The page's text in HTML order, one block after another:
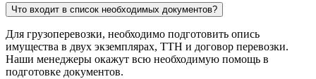
Что входит в список необходимых документов?
Для грузоперевозки, необходимо подготовить опись
имущества в двух экземплярах, ТТН и договор перевозки.
Наши менеджеры окажут всю необходимую помощь в
подготовке документов.